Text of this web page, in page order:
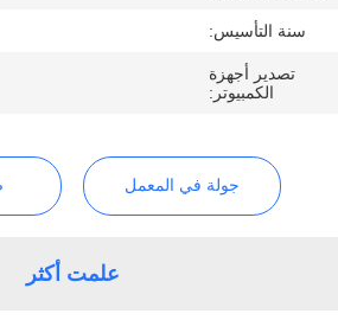
أخبار
مدونة
اطلب
اقتباس
سنة التأسيس:
تصدير أجهزة
الكمبيوتر:
جولة في المعمل
علمت أكثر